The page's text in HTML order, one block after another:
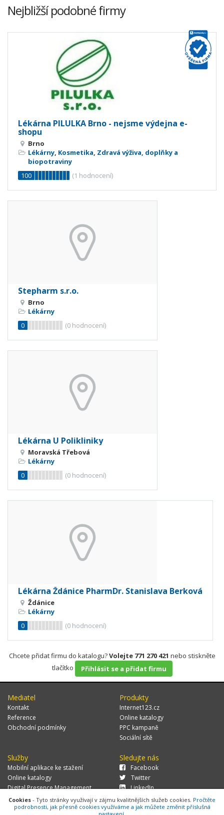
Nejbližší podobné firmy
Lékárna PILULKA Brno - nejsme výdejna e-
shopu
Brno
Lékárny, Kosmetika, Zdravá výživa, doplňky a
biopotraviny
100
(1 hodnocení)
Stepharm s.r.o.
Brno
Lékárny
0
(0 hodnocení)
Lékárna U Polikliniky
Moravská Třebová
Lékárny
0
(0 hodnocení)
Lékárna Ždánice PharmDr. Stanislava Berková
Ždánice
Lékárny
0
(0 hodnocení)
Chcete přidat firmu do katalogu?Volejte 771 270 421 nebo stiskněte
tlačítko
Přihlásit se a přidat firmu
Mediatel
Kontakt
Reference
Obchodní podmínky
Produkty
Internet123.cz
Online katalogy
PPC kampaně
Sociální sítě
Služby
Mobilní aplikace ke stažení
Online katalogy
Digital Presence Management
Více zákazníků
Sledujte nás
Facebook
Twitter
LinkedIn
Cookies - Tyto stránky využívají v zájmu kvalitnějších služeb cookies. Pročtěte
podrobnosti, jak přesně cookies využíváme a jak můžete změnit příslušná